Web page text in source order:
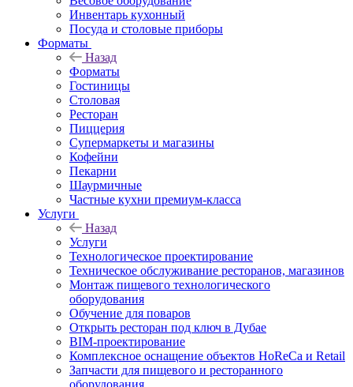
Инвентарь кухонный
Посуда и столовые приборы
Форматы
Назад
Форматы
Гостиницы
Столовая
Ресторан
Пиццерия
Супермаркеты и магазины
Кофейни
Пекарни
Шаурмичные
Частные кухни премиум-класса
Услуги
Назад
Услуги
Технологическое проектирование
Техническое обслуживание ресторанов, магазинов
Монтаж пищевого технологического
оборудования
Обучение для поваров
Открыть ресторан под ключ в Дубае
BIM-проектирование
Комплексное оснащение объектов HoReCa и Retail
Запчасти для пищевого и ресторанного
оборудования